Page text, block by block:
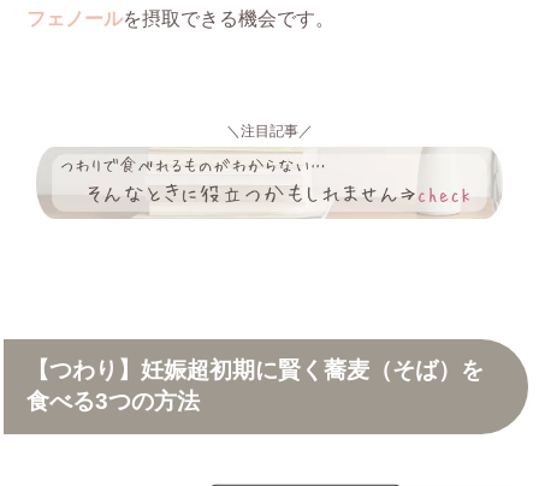
フェノールを摂取できる機会です。
＼注目記事／
【つわり】妊娠超初期に賢く蕎麦（そば）を
食べる3つの方法